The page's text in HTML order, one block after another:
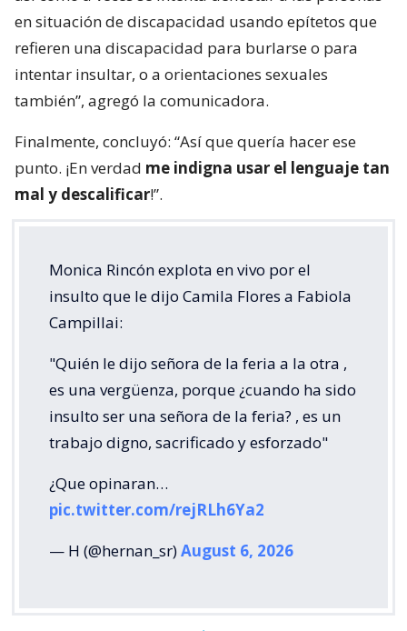
en situación de discapacidad usando epítetos que
refieren una discapacidad para burlarse o para
intentar insultar, o a orientaciones sexuales
también”, agregó la comunicadora.
Finalmente, concluyó: “Así que quería hacer ese
punto. ¡En verdad me indigna usar el lenguaje tan
mal y descalificar!”.
Monica Rincón explota en vivo por el
insulto que le dijo Camila Flores a Fabiola
Campillai:
"Quién le dijo señora de la feria a la otra ,
es una vergüenza, porque ¿cuando ha sido
insulto ser una señora de la feria? , es un
trabajo digno, sacrificado y esforzado"
¿Que opinaran…
pic.twitter.com/rejRLh6Ya2
— H (@hernan_sr)August 6, 2026